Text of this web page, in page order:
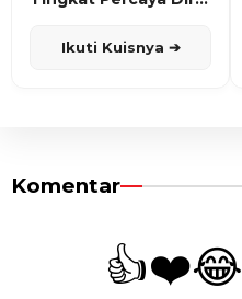
Ikuti Kuisnya ➔
Komentar
👍❤️😂